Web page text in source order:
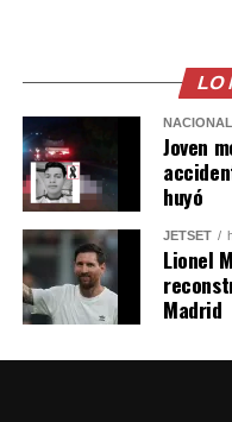
https://
— Blog
México
August 5,
LO
Joven
huyó
JETSET
Lionel
Madrid